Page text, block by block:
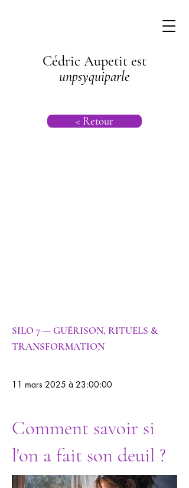
Cédric Aupetit est
unpsyquiparle
< Retour
SILO 7 — GUÉRISON, RITUELS &
TRANSFORMATION
11 mars 2025 à 23:00:00
Comment savoir si
l'on a fait son deuil ?